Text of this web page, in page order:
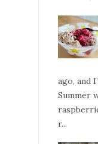
ago, and
Summer
r...